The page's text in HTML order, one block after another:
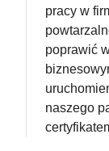
pracy w
poprawić
naszego